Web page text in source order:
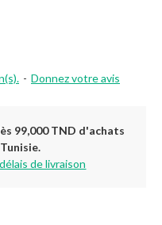
- Donnez votre avis
99,000 TND d'achats
de livraison